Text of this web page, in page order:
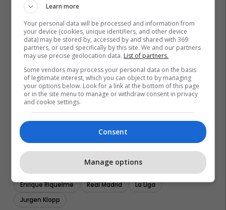
Enrique Riquelme Real Madrid
La Liga
Jurgen Klopp
Learn more
Your personal data will be processed and information from
your device (cookies, unique identifiers, and other device
data) may be stored by, accessed by and shared with 369
partners, or used specifically by this site. We and our partners
may use precise geolocation data. List of partners.
Some vendors may process your personal data on the basis
of legitimate interest, which you can object to by managing
your options below. Look for a link at the bottom of this page
or in the site menu to manage or withdraw consent in privacy
and cookie settings.
Consent
Manage options